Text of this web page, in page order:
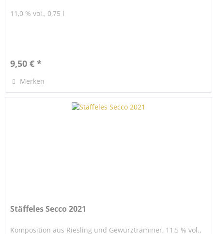
11,0 % vol., 0,75 l
9,50 € *
Merken
Stäffeles Secco 2021
Komposition aus Riesling und Gewürztraminer, 11,5 % vol.,